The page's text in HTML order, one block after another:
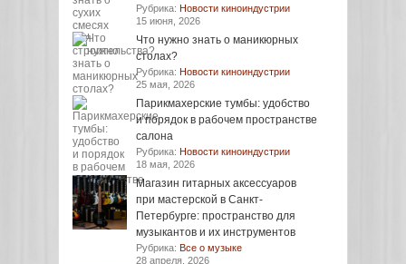
Рубрика: Новости киноиндустрии
15 июня, 2026
Что нужно знать о маникюрных
столах?
Рубрика: Новости киноиндустрии
25 мая, 2026
Парикмахерские тумбы: удобство
и порядок в рабочем пространстве
салона
Рубрика: Новости киноиндустрии
18 мая, 2026
Магазин гитарных аксессуаров
при мастерской в Санкт-
Петербурге: пространство для
музыкантов и их инструментов
Рубрика: Все о музыке
28 апреля, 2026